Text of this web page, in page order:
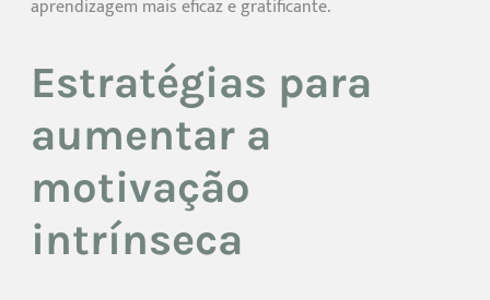
aprendizagem mais eficaz e gratificante.
Estratégias para
aumentar a
motivação
intrínseca